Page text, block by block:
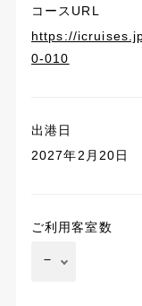
コースURL
https://
0-010
出港日
2027年2月20日
ご利用客室数